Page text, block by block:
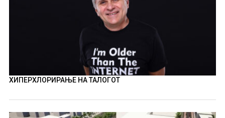
ХИПЕРХЛОРИРАЊЕ НА ТАЛОГОТ